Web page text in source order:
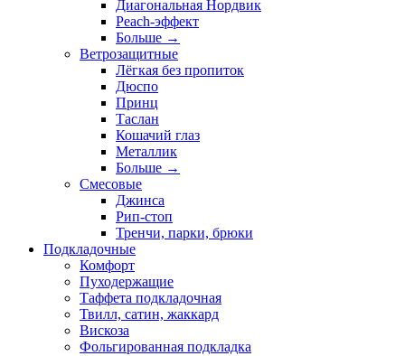
Диагональная Нордвик
Peach-эффект
Больше →
Ветрозащитные
Лёгкая без пропиток
Дюспо
Принц
Таслан
Кошачий глаз
Металлик
Больше →
Смесовые
Джинса
Рип-стоп
Тренчи, парки, брюки
Подкладочные
Комфорт
Пуходержащие
Таффета подкладочная
Твилл, сатин, жаккард
Вискоза
Фольгированная подкладка